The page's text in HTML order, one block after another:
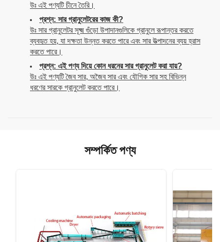
উঃ এই পণ্যটি চীনে তৈরি।
প্রশ্ন: সার গ্রানুলেটরের কাজ কী?
উঃ সার গ্রানুলেটর সূক্ষ্ম গুঁড়ো উপাদানগুলিকে গ্রানুলে রূপান্তর করতে
ব্যবহৃত হয়, যা দক্ষতা উন্নত করতে পারে এবং সার উত্পাদনের ব্যয় হ্রাস
করতে পারে।
প্রশ্ন: এই পণ্য দিয়ে কোন ধরনের সার গ্রানুলেট করা যায়?
উঃ এই পণ্যটি জৈব সার, অজৈব সার এবং যৌগিক সার সহ বিভিন্ন
ধরণের সারকে গ্রানুলেট করতে পারে।
সম্পর্কিত পণ্য